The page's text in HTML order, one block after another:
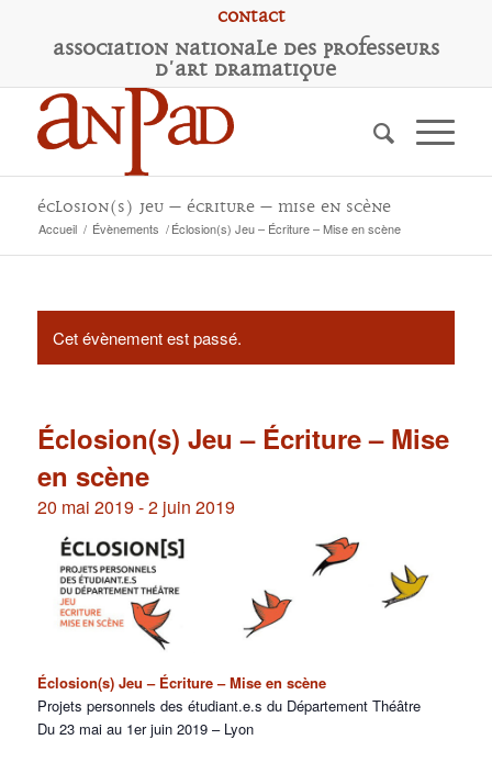
Contact
Association Nationale des Professeurs
d'Art Dramatique
Éclosion(s) Jeu – Écriture – Mise en scène
Accueil / Évènements / Éclosion(s) Jeu – Écriture – Mise en scène
Cet évènement est passé.
Éclosion(s) Jeu – Écriture – Mise
en scène
20 mai 2019-2 juin 2019
Éclosion(s) Jeu – Écriture – Mise en scène
Projets personnels des étudiant.e.s du Département Théâtre
Du 23 mai au 1er juin 2019 – Lyon